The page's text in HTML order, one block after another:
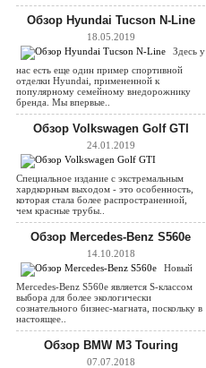
Обзор Hyundai Tucson N-Line
18.05.2019
Здесь у
нас есть еще один пример спортивной
отделки Hyundai, примененной к
популярному семейному внедорожнику
бренда. Мы впервые..
Обзор Volkswagen Golf GTI
24.01.2019
Специальное издание с экстремальным
хардкорным выходом - это особенность,
которая стала более распространенной,
чем красные трубы..
Обзор Mercedes-Benz S560e
14.10.2018
Новый
Mercedes-Benz S560e является S-классом
выбора для более экологически
сознательного бизнес-магната, поскольку в
настоящее..
Обзор BMW M3 Touring
07.07.2018